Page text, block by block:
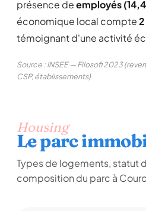
présence deemployés
économique local compte
témoignant d'une activité
Source : INSEE — Filosofi 2023
CSP, établissements)
Housing
Le parc
Types de logements, statut
composition du parc à